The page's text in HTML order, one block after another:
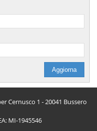
Cernusco 1 - 20041 Bussero
MI-1945546